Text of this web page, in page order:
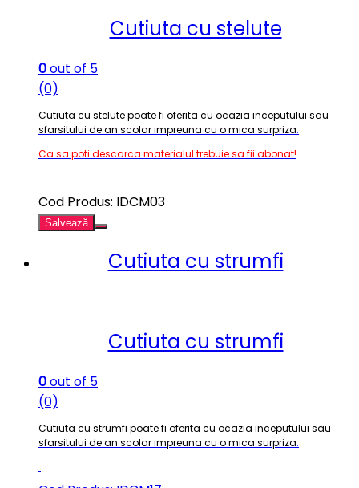
Cutiuta cu stelute
0out of 5
(0)
Cutiuta cu stelute poate fi oferita cu ocazia inceputului sau
sfarsitului de an scolar impreuna cu o mica surpriza.
Ca sa poti descarca materialul trebuie sa fii abonat!
Cod Produs: IDCM03
Salvează
Cutiuta cu strumfi
Cutiuta cu strumfi
0out of 5
(0)
Cutiuta cu strumfi poate fi oferita cu ocazia inceputului sau
sfarsitului de an scolar impreuna cu o mica surpriza.